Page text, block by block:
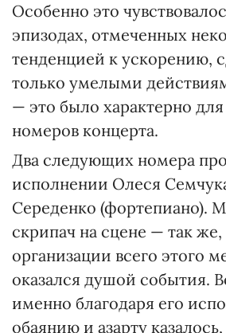
Особенно это
эпизодах, отмеченных
тенденцией к ускорению,
только умелыми
— это было характерно для
номеров концерта.
Два следующих номера
исполнении Олеся
Середенко (фортепиано).
скрипач на сцене — так же,
организации всего этого
оказался душой события.
именно благодаря его
обаянию и азарту казалось,